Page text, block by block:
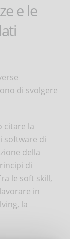
e le
di svolgere
citare la
software di
della
di
le soft skill,
in
la